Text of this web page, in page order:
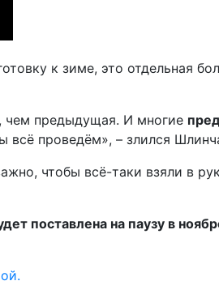
к зиме, это отдельная
чем предыдущая. И многие
всё проведём», – злился
чтобы всё-таки взяли в
поставлена на паузу в